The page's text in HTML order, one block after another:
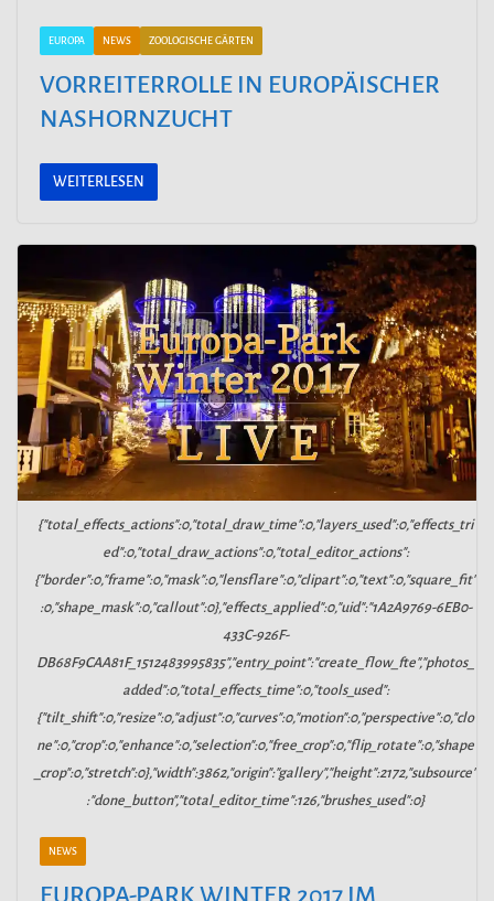
EUROPA NEWS ZOOLOGISCHE GÄRTEN
VORREITERROLLE IN EUROPÄISCHER
NASHORNZUCHT
WEITERLESEN
{"total_effects_actions":0,"total_draw_time":0,"layers_used":0,"effects_tri
ed":0,"total_draw_actions":0,"total_editor_actions":
{"border":0,"frame":0,"mask":0,"lensflare":0,"clipart":0,"text":0,"square_fit"
:0,"shape_mask":0,"callout":0},"effects_applied":0,"uid":"1A2A9769-6EB0-
433C-926F-
DB68F9CAA81F_1512483995835","entry_point":"create_flow_fte","photos_
added":0,"total_effects_time":0,"tools_used":
{"tilt_shift":0,"resize":0,"adjust":0,"curves":0,"motion":0,"perspective":0,"clo
ne":0,"crop":0,"enhance":0,"selection":0,"free_crop":0,"flip_rotate":0,"shape
_crop":0,"stretch":0},"width":3862,"origin":"gallery","height":2172,"subsource"
:"done_button","total_editor_time":126,"brushes_used":0}
NEWS
EUROPA-PARK WINTER 2017 IM